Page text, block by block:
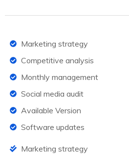
Marketing strategy
Competitive analysis
Monthly management
Social media audit
Available Version
Software updates
Marketing strategy